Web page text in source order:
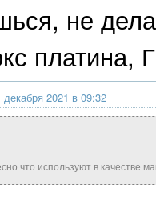
не
платина,
декабря 2021 в 09:32
что используют в качестве